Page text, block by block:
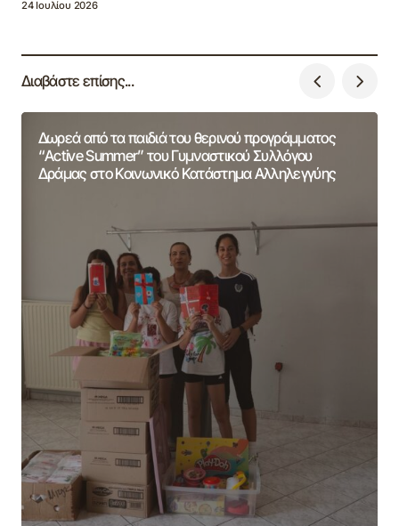
24 Ιουλίου 2026
Διαβάστε επίσης...
Δωρεά από τα παιδιά του θερινού προγράμματος
“Active Summer” του Γυμναστικού Συλλόγου
Δράμας στο Κοινωνικό Κατάστημα Αλληλεγγύης